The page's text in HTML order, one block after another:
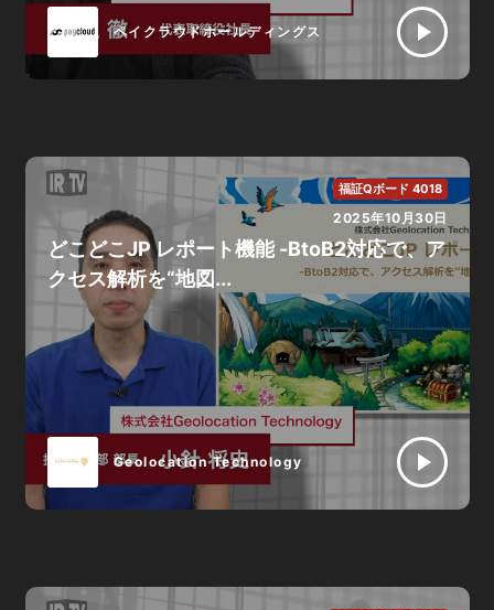
ペイクラウドホールディングス
福証Qボード 4018
2025年10月30日
Geolocation Technology
どこどこJP レポート機能 -BtoB2対応で、ア
クセス解析を“地図...